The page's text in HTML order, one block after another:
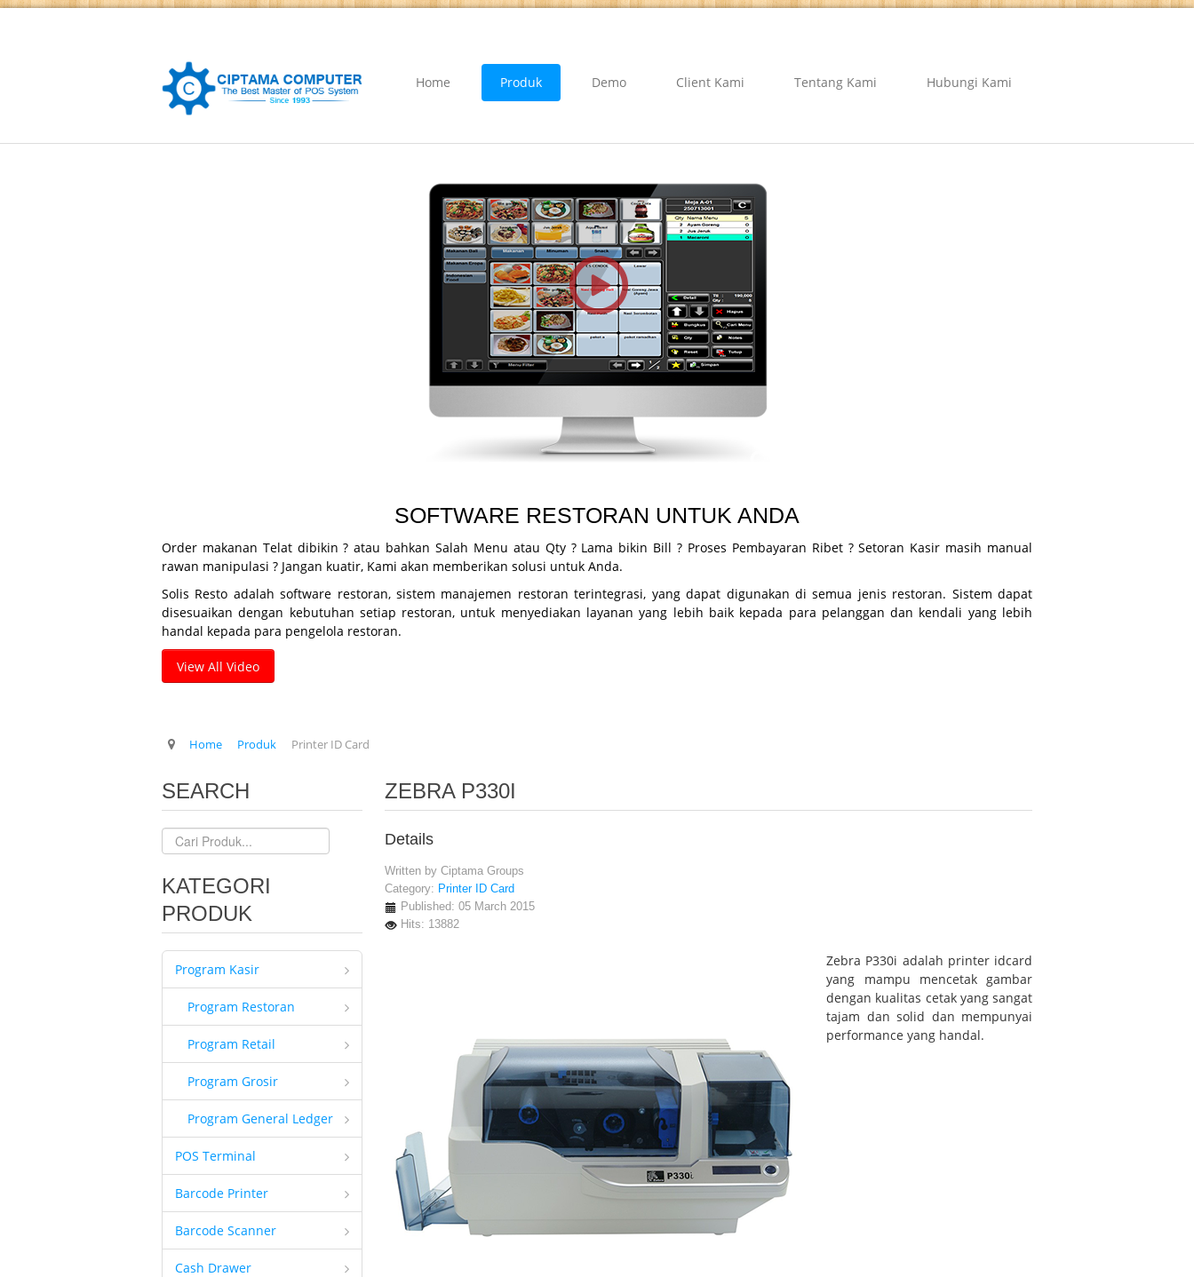
Home Produk Demo Client Kami Tentang Kami Hubungi Kami
SOFTWARE RESTORAN UNTUK ANDA
Order makanan Telat dibikin ? atau bahkan Salah Menu atau Qty ? Lama bikin Bill ? Proses Pembayaran Ribet ? Setoran Kasir masih manual
rawan manipulasi ? Jangan kuatir, Kami akan memberikan solusi untuk Anda.
Solis Resto adalah software restoran, sistem manajemen restoran terintegrasi, yang dapat digunakan di semua jenis restoran. Sistem dapat
disesuaikan dengan kebutuhan setiap restoran, untuk menyediakan layanan yang lebih baik kepada para pelanggan dan kendali yang lebih
handal kepada para pengelola restoran.
View All Video
Home Produk Printer ID Card
SEARCH
KATEGORI
PRODUK
Program Kasir
Program Restoran
Program Retail
Program Grosir
Program General Ledger
POS Terminal
Barcode Printer
Barcode Scanner
Cash Drawer
ZEBRA P330I
Details
Written byCiptama Groups
Category: Printer ID Card
Published: 05 March 2015
Hits: 13882
Zebra P330i adalah printer idcard
yang mampu mencetak gambar
dengan kualitas cetak yang sangat
tajam dan solid dan mempunyai
performance yang handal.